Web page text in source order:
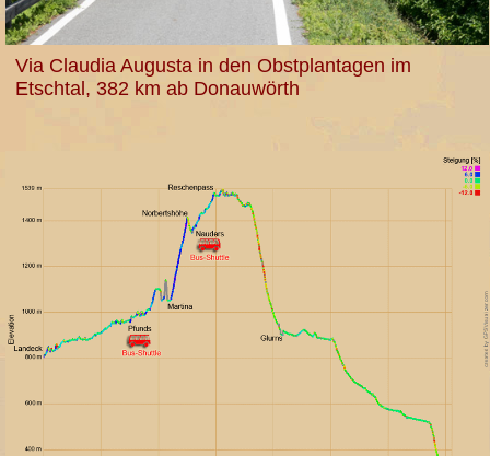
Via Claudia Augusta in den Obstplantagen im
Etschtal, 382 km ab Donauwörth